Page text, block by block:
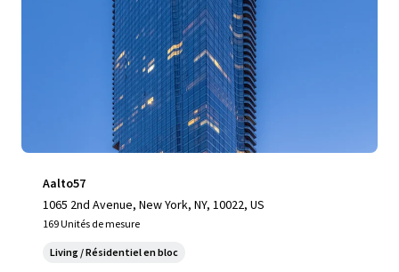
Aalto57
1065 2nd Avenue, New York, NY, 10022, US
169 Unités de mesure
Living / Résidentiel en bloc